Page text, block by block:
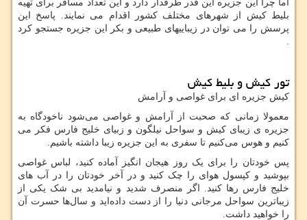
اما چرا این جزیره این قدر طرفدار دارد و این تعداد مسافر برای تهیه
بلیط کیش از شهرهای مختلف کشور اقدام می نمایند. پاسخ این
پرسش را می توان در زیباییهای طبیعی و بکر این جزیره جستجو کرد
تور کیش و بلیط کیش
کیش جزیره ای برای غواصی و آرامش
معمولا زمانی که صحبت از آرامش و غواصی می‌شود ناخودگاه به
جزیره ی زیبای کیش و سواحل نیلگون و زبیای خلیج فارس فکر می
کنیم و هوس می‌کنیم تا سفری به این جزیره زیبا داشته باشیم.
پس خودتان را برای یک روز هیجان انگیز آماده کنید، لباس غواصی
بپوشید و کپسول هوای را چک کنید و در آخر خودتان را در آب های
خلیج فارس رها کنید. اگر منصرف شدید و نیامدید بی شک یکی از
زیباترین سواحل مرجانی دنیا را از دست داده‌اید و سال‌ها حسرت آن
را خواهید داشت.